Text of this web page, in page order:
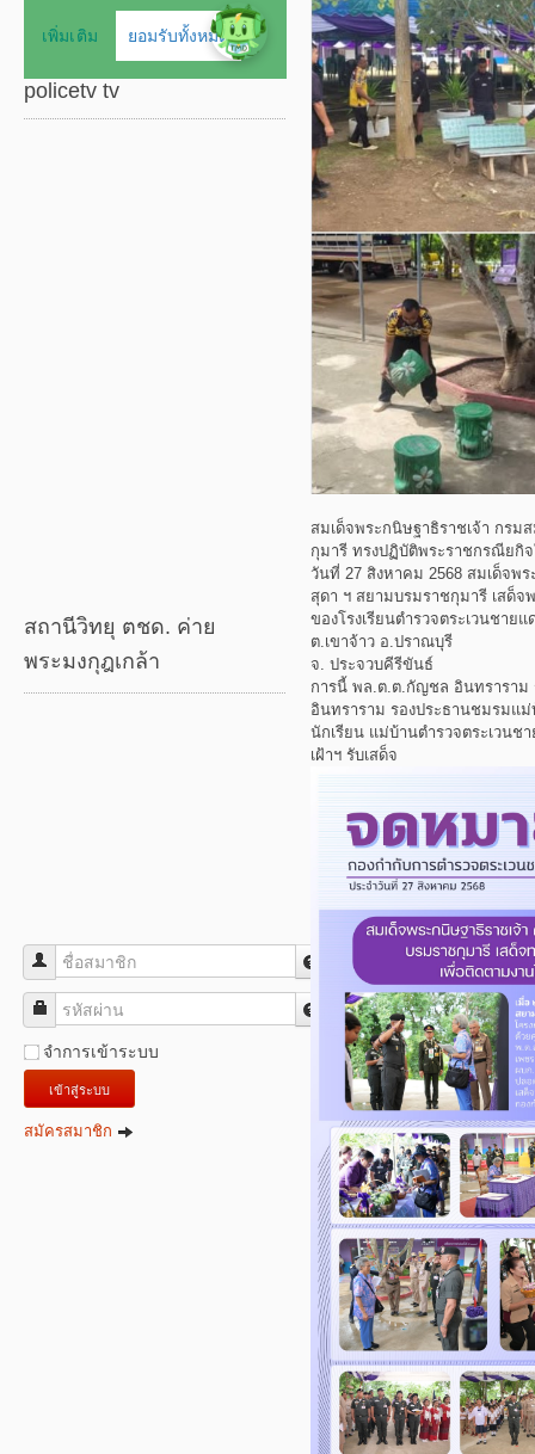
policetv tv
สถานีวิทยุ ตชด. ค่าย
พระมงกุฎเกล้า
ชื่อสมาชิก
รหัสผ่าน
จำการเข้าระบบ
เข้าสู่ระบบ
สมัครสมาชิก
สมเด็จพระกนิษฐาธิราชเจ้า กรม
กุมารี ทรงปฏิบัติพระราชกรณียกิ
วันที่ 27 สิงหาคม 2568 สมเด็จพ
สุดา ฯ สยามบรมราชกุมารี เสด็จ
ของโรงเรียนตำรวจตระเวนชายแ
ต.เขาจ้าว อ.ปราณบุรี
จ. ประจวบคีรีขันธ์
การนี้ พล.ต.ต.กัญชล อินทรารา
อินทราราม รองประธานชมรมแ
นักเรียน แม่บ้านตำรวจตระเวนช
เฝ้าฯ รับเสด็จ